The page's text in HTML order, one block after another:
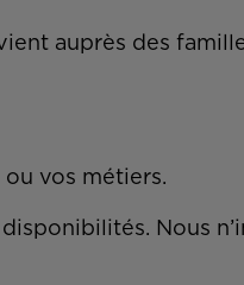
auprès des
vos métiers.
Nous